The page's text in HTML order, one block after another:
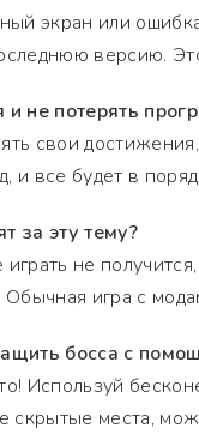
экран или
версию.
и не потерять
свои
и все будет в
за эту тему?
не
Обычная игра с
босса с
Используй
скрытые места,